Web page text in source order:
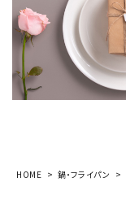
HOME 鍋・フライパン